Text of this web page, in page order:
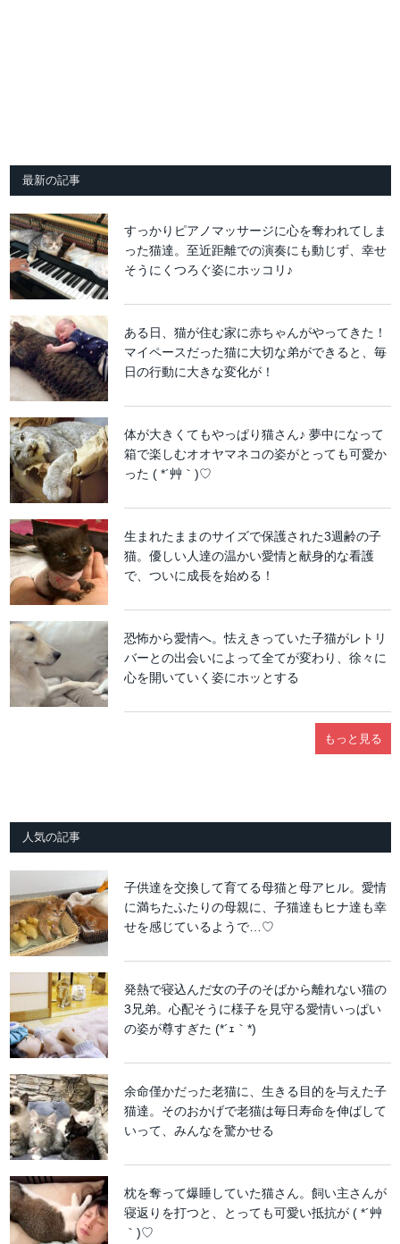
最新の記事
すっかりピアノマッサージに心を奪われてしま
った猫達。至近距離での演奏にも動じず、幸せ
そうにくつろぐ姿にホッコリ♪
ある日、猫が住む家に赤ちゃんがやってきた！
マイペースだった猫に大切な弟ができると、毎
日の行動に大きな変化が！
体が大きくてもやっぱり猫さん♪ 夢中になって
箱で楽しむオオヤマネコの姿がとっても可愛か
った ( *´艸｀)♡
生まれたままのサイズで保護された3週齢の子
猫。優しい人達の温かい愛情と献身的な看護
で、ついに成長を始める！
恐怖から愛情へ。怯えきっていた子猫がレトリ
バーとの出会いによって全てが変わり、徐々に
心を開いていく姿にホッとする
もっと見る
人気の記事
子供達を交換して育てる母猫と母アヒル。愛情
に満ちたふたりの母親に、子猫達もヒナ達も幸
せを感じているようで…♡
発熱で寝込んだ女の子のそばから離れない猫の
3兄弟。心配そうに様子を見守る愛情いっぱい
の姿が尊すぎた (*´ｪ｀*)
余命僅かだった老猫に、生きる目的を与えた子
猫達。そのおかげで老猫は毎日寿命を伸ばして
いって、みんなを驚かせる
枕を奪って爆睡していた猫さん。飼い主さんが
寝返りを打つと、とっても可愛い抵抗が ( *´艸
｀)♡